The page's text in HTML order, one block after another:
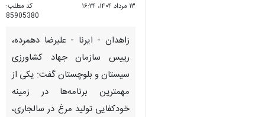
۱۳ مرداد ۱۴۰۴، ۱۶:۲۴
کد مطلب:
85905380
زاهدان - ایرنا - علیرضا دهمرده،
رییس سازمان جهاد کشاورزی
سیستان و بلوچستان گفت: یکی از
مهمترین برنامه‌ها در زمینه
خودکفایی تولید مرغ در سالجاری،